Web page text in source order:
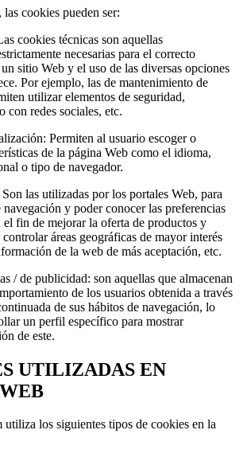
cookies pueden ser:
cookies técnicas son aquellas
necesarias para el correcto
sitio Web y el uso de las diversas opciones
Por ejemplo, las de mantenimiento de
utilizar elementos de seguridad,
con redes sociales, etc.
Permiten al usuario escoger o
de la página Web como el idioma,
o tipo de navegador.
las utilizadas por los portales Web, para
y poder conocer las preferencias
el fin de mejorar la oferta de productos y
áreas geográficas de mayor interés
de la web de más aceptación, etc.
/ de publicidad: son aquellas que almacenan
de los usuarios obtenida a través
de sus hábitos de navegación, lo
un perfil específico para mostrar
de este.
UTILIZADAS EN
los siguientes tipos de cookies en la